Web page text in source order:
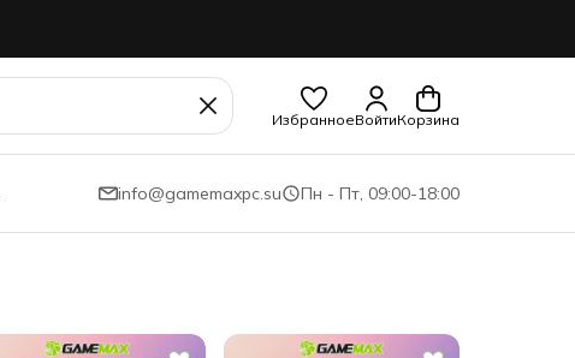
ИзбранноеВойтиКорзина
info@gamemaxpc.su Пн - Пт, 09:00-18:00